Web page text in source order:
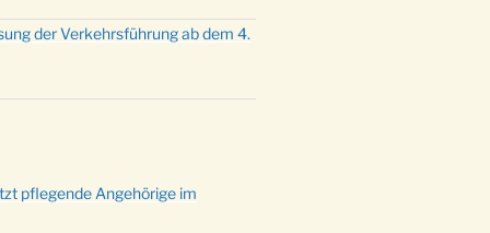
um 23:00 Uhr
der Verkehrsführung ab dem 4.
pflegende Angehörige im